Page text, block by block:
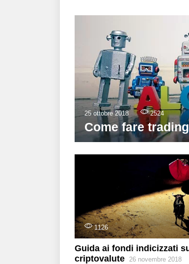
25 ottobre 2018 2524
Come fare
1126
Guida ai fondi indicizzati
criptovalute
26 novembre 2018